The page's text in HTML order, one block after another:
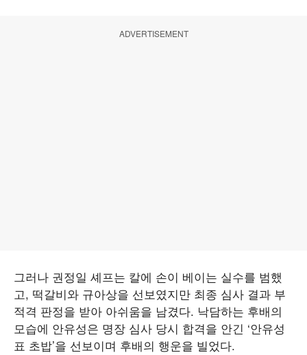
ADVERTISEMENT
그러나 권정일 셰프는 칼에 손이 베이는 실수를 범했
고, 떡갈비와 규아상을 선보였지만 최종 심사 결과 부
적격 판정을 받아 아쉬움을 남겼다. 낙담하는 후배의
모습에 안유성은 명장 심사 당시 합격을 안긴 ‘안유성
표 초밥’을 선보이며 후배의 행운을 빌었다.